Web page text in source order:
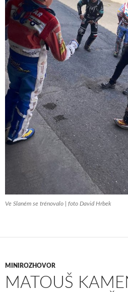
Ve Slaném se trénovalo | foto David Hrbek
MINIROZHOVOR
MATOUŠ